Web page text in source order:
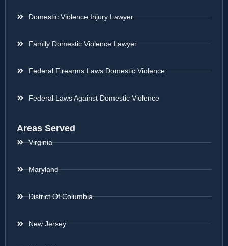
Domestic Violence Injury Lawyer
Family Domestic Violence Lawyer
Federal Firearms Laws Domestic Violence
Federal Laws Against Domestic Violence
Areas Served
Virginia
Maryland
District Of Columbia
New Jersey